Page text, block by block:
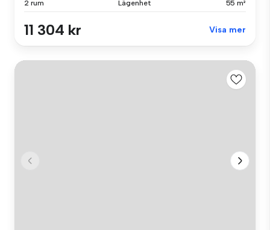
2 rum Lägenhet 55 m²
11 304 kr Visa mer